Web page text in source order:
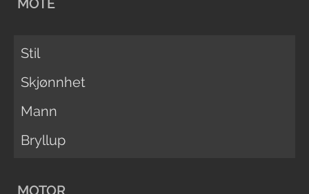
Stil
Skjønnhet
Mann
Bryllup
MOTOR